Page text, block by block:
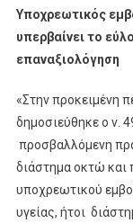
Υποχρεωτικός
υπερβαίνει το
επαναξιολόγηση
«Στην προκειμένη
δημοσιεύθηκε ο ν.
προσβαλλόμενη
διάστημα οκτώ και
υποχρεωτικού
υγείας, ήτοι